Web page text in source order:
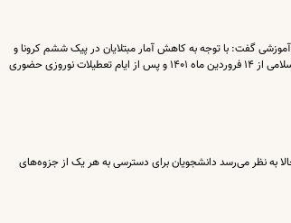
گفت: با توجه به کاهش آمار مبتلایان در پیک ششم کرونا و
همچنین مجوز حضوری شدن کلاس ها از سوی ستاد کرونا کلاس های دانشگاه آزاد اسلامی از ۱۴ فروردین ماه ۱۴۰۱ و پس از ایام تعطیلات نوروزی حضوری
به نظر می‌رسد دانشجویان برای دسترسی به هر یک از جزوه‌های